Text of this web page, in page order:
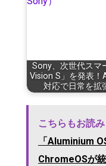
Sony、次世代スマ
Vision S」を発表！
対応で日常を拡
こちらもお読
「Aluminium
ChromeOSが